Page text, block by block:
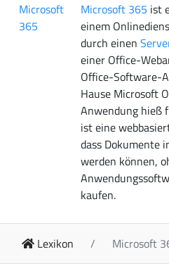
Microsoft
365
Microsoft 365 ist
einem
durch einen
einer Office-
Office-Software-
Hause Microsoft
Anwendung hieß
ist eine
dass Dokumente
werden können,
kaufen.
Lexikon Microsoft